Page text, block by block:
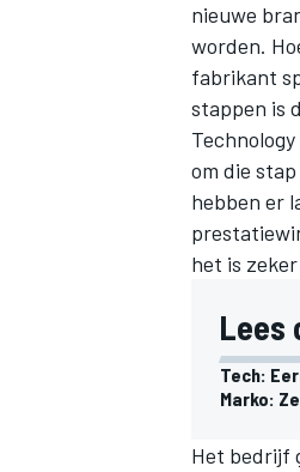
nieuwe
worden.
fabrikant
stappen is
om die
hebben er
het is
Lees
Tech:
Marko:
Het bedrijf